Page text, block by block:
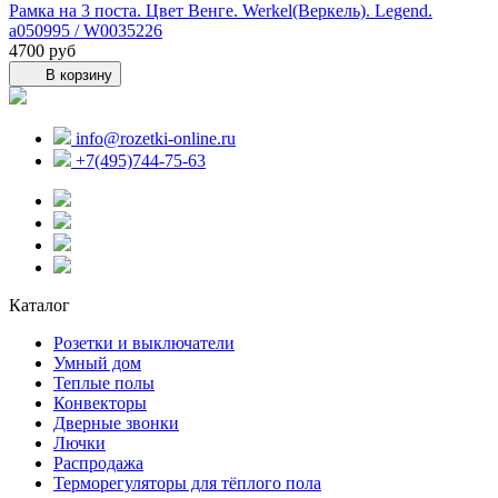
Рамка на 3 поста. Цвет Венге. Werkel(Веркель). Legend.
a050995 / W0035226
4700 руб
В корзину
info@rozetki-online.ru
+7(495)744-75-63
Каталог
Розетки и выключатели
Умный дом
Теплые полы
Конвекторы
Дверные звонки
Лючки
Распродажа
Терморегуляторы для тёплого пола